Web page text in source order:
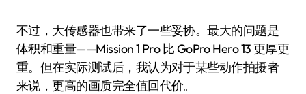
不过，大传感器也带来了一些妥协。最大的问题是
体积和重量——Mission 1 Pro 比 GoPro Hero 13 更厚更
重。但在实际测试后，我认为对于某些动作拍摄者
来说，更高的画质完全值回代价。